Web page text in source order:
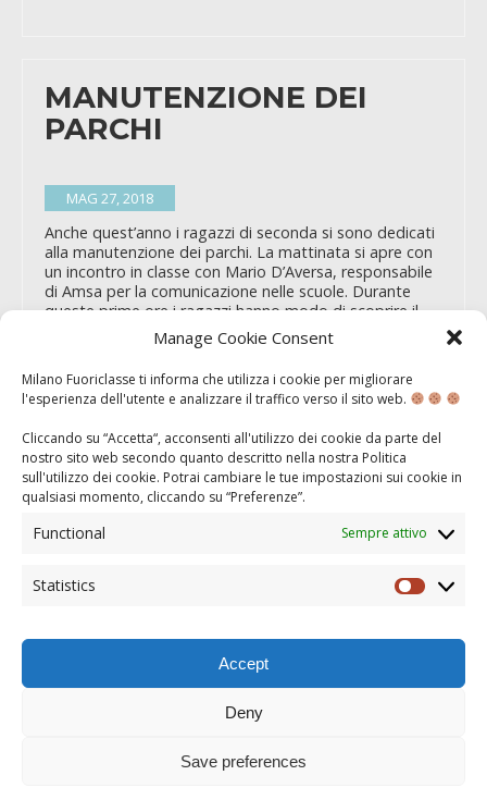
Manage Cookie Consent
Milano Fuoriclasse ti informa che utilizza i cookie per migliorare
l'esperienza dell'utente e analizzare il traffico verso il sito web.
Cliccando su “Accetta“, acconsenti all'utilizzo dei cookie da parte del
nostro sito web secondo quanto descritto nella nostra Politica
sull'utilizzo dei cookie. Potrai cambiare le tue impostazioni sui cookie in
qualsiasi momento, cliccando su “Preferenze”.
Functional Sempre attivo
Statistics
Accept
Deny
Save preferences
MANUTENZIONE DEI
PARCHI
MAG 27, 2018
Anche quest’anno i ragazzi di seconda si sono dedicati
alla manutenzione dei parchi. La mattinata si apre con
un incontro in classe con Mario D’Aversa, responsabile
di Amsa per la comunicazione nelle scuole. Durante
queste prime ore i ragazzi hanno modo di scoprire il
lavoro di Amsa nella città di Milano affrontando le
tematiche della …
FORMAZIONE TUTOR
MAR 1, 2018
per cominciare gli itinerari alla scoperta di Milano con i
TORNA ALL'INZIO DELLA PAGINA
MILANO FUORICLASSE È UN PROGETTO DIPOLIS FOURICLASSE